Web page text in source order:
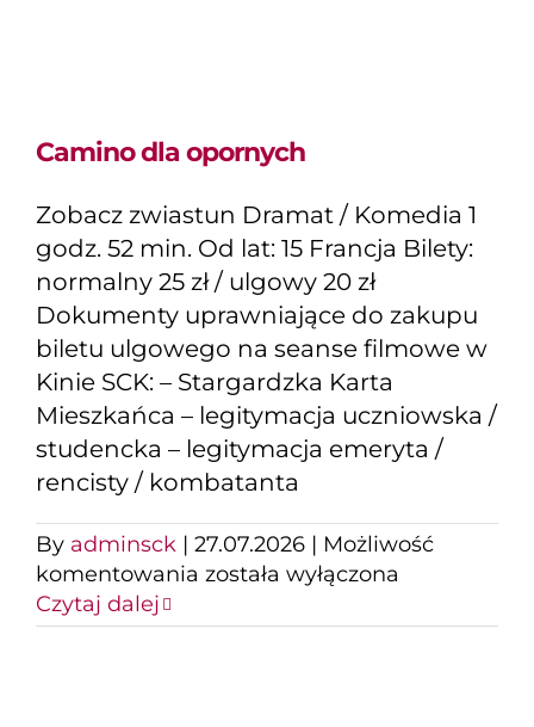
Camino dla opornych
Zobacz zwiastun Dramat / Komedia 1
godz. 52 min. Od lat: 15 Francja Bilety:
normalny 25 zł / ulgowy 20 zł
Dokumenty uprawniające do zakupu
biletu ulgowego na seanse filmowe w
Kinie SCK: – Stargardzka Karta
Mieszkańca – legitymacja uczniowska /
studencka – legitymacja emeryta /
rencisty / kombatanta
By adminsck | 27.07.2026 | Możliwość
komentowania Camino
opornych
została wyłączona
Czytaj dalej